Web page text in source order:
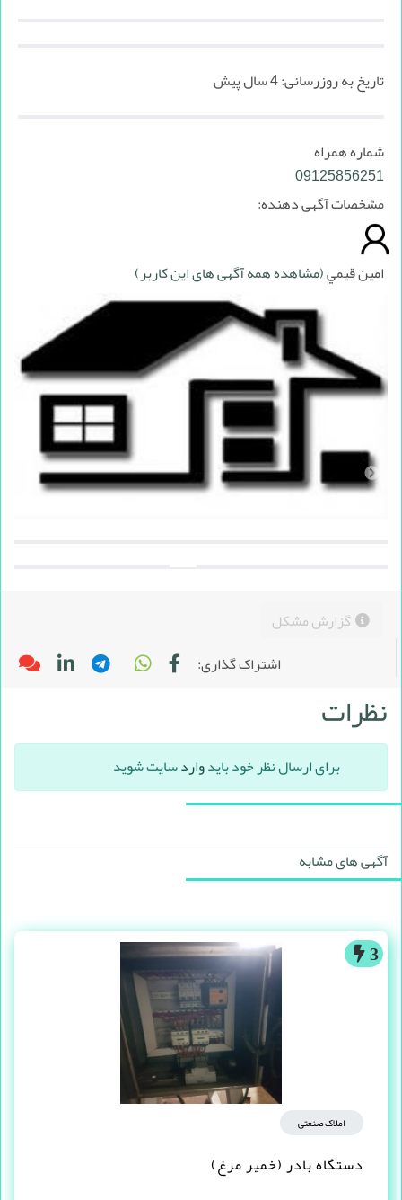
تاریخ به روزرسانی:4 سال پیش
شماره همراه
09125856251
مشخصات آگهی دهنده:
امين قيمي(مشاهده همه آگهی های این کاربر)
گزارش مشکل
اشتراک گذاری:
نظرات
برای ارسال نظر خود بایدواردسایت شوید
آگهی های مشابه
3
املاک صنعتی
دستگاه بادر (خمیر مرغ)